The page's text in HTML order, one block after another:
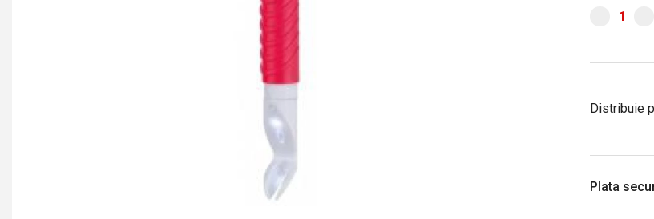
Distribuie
Plata